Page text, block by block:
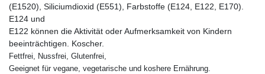
(E1520), Siliciumdioxid (E551), Farbstoffe (E124, E122, E170).
E124 und
E122 können die Aktivität oder Aufmerksamkeit von Kindern
beeinträchtigen. Koscher.
Fettfrei, Nussfrei, Glutenfrei,
Geeignet für vegane, vegetarische und koshere Ernährung.